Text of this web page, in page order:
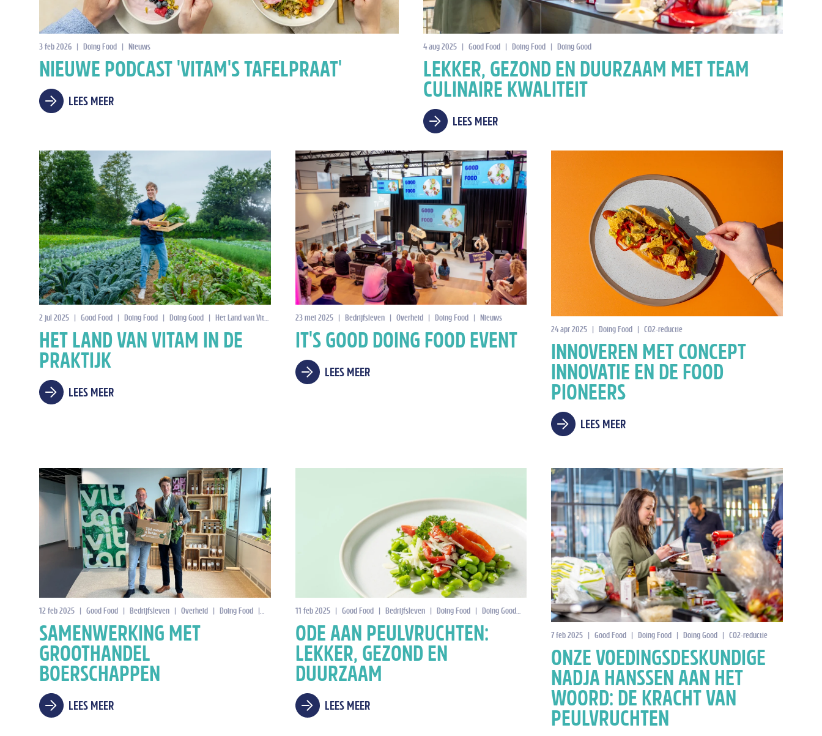
3 feb 2026 | Doing Food | Nieuws
NIEUWE PODCAST 'VITAM'S TAFELPRAAT'
LEES MEER
4 aug 2025 | Good Food | Doing Food | Doing Good
LEKKER, GEZOND EN DUURZAAM MET TEAM
CULINAIRE KWALITEIT
LEES MEER
2 jul 2025 | Good Food | Doing Food | Doing Good | Het Land van Vitam
HET LAND VAN VITAM IN DE
PRAKTIJK
LEES MEER
23 mei 2025 | Bedrijfsleven | Overheid | Doing Food | Nieuws
IT'S GOOD DOING FOOD EVENT
LEES MEER
24 apr 2025 | Doing Food | CO2-reductie
INNOVEREN MET CONCEPT
INNOVATIE EN DE FOOD
PIONEERS
LEES MEER
12 feb 2025 | Good Food | Bedrijfsleven | Overheid | Doing Food | Samenwerkingspartners | Doing Good | Nieuws | CO2-reductie
SAMENWERKING MET
GROOTHANDEL
BOERSCHAPPEN
LEES MEER
11 feb 2025 | Good Food | Bedrijfsleven | Doing Food | Doing Good CO2-reductie
ODE AAN PEULVRUCHTEN:
LEKKER, GEZOND EN
DUURZAAM
LEES MEER
7 feb 2025 | Good Food | Doing Food | Doing Good | CO2-reductie
ONZE VOEDINGSDESKUNDIGE
NADJA HANSSEN AAN HET
WOORD: DE KRACHT VAN
PEULVRUCHTEN